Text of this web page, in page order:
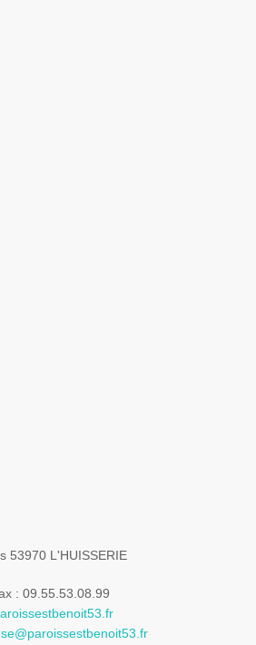
53970 L'HUISSERIE
: 09.55.53.08.99